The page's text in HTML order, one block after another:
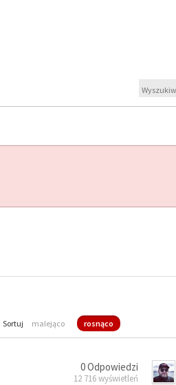
Sortuj malejąco rosnąco
0 Odpowiedzi
12 716 wyświetleń